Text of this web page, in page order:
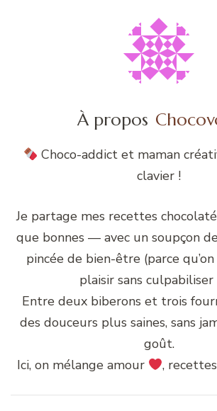
À propos
Choco-addict et maman
clavier !
Je partage mes recettes
que bonnes — avec un soupçon
pincée de bien-être (parce
plaisir sans culpabiliser
Entre deux biberons et trois
des douceurs plus saines, sans
goût.
Ici, on mélange amour
,